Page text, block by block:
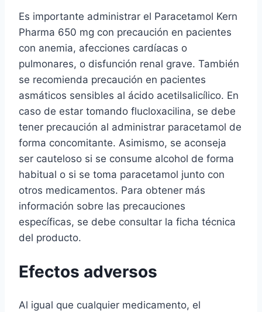
Es importante administrar el Paracetamol Kern
Pharma 650 mg con precaución en pacientes
con anemia, afecciones cardíacas o
pulmonares, o disfunción renal grave. También
se recomienda precaución en pacientes
asmáticos sensibles al ácido acetilsalicílico. En
caso de estar tomando flucloxacilina, se debe
tener precaución al administrar paracetamol de
forma concomitante. Asimismo, se aconseja
ser cauteloso si se consume alcohol de forma
habitual o si se toma paracetamol junto con
otros medicamentos. Para obtener más
información sobre las precauciones
específicas, se debe consultar la ficha técnica
del producto.
Efectos adversos
Al igual que cualquier medicamento, el